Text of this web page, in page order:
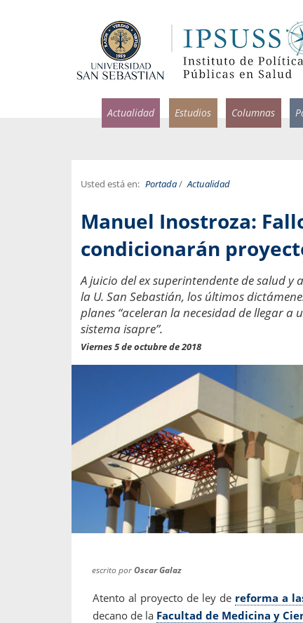
Actualidad Estudios Columnas
Usted está en: Portada/ Actualidad
Manuel Inostroza:
condicionarán
A juicio del ex superintendente de salud
la U. San Sebastián, los últimos
planes “aceleran la necesidad de llegar
sistema isapre”.
Viernes 5 de octubre de 2018
escrito porOscar Galaz
Atento al proyecto de ley de reforma a
decano de la Facultad de Medicina y
por incapacidad
entregados por la
sobre viajes al extranjero
que deben hacer...
Infectólogo y profesor
Usamos la palabra
una enfermedad
propaga a un gran